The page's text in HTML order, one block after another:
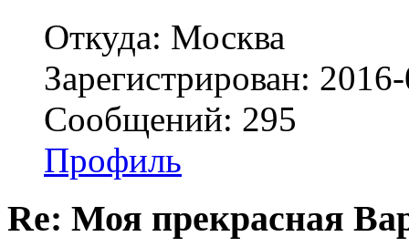
Откуда: Москва
Зарегистрирован:
Сообщений: 295
Профиль
Re: Моя прекрасная